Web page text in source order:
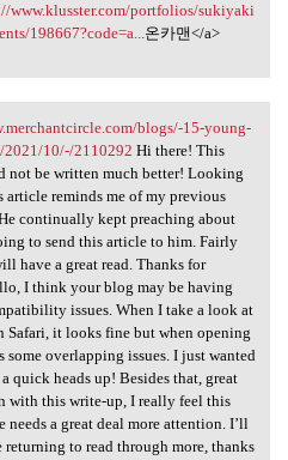
www.klusster.com/portfolios/sukiyaki
198667?code=a...온카맨</a>
blogs/-15-young-
2021/10/-/2110292 Hi there! This
not be written much better! Looking
article reminds me of my previous
continually kept preaching about
to send this article to him. Fairly
have a great read. Thanks for
I think your blog may be having
issues. When I take a look at
Safari, it looks fine but when opening
some overlapping issues. I just wanted
quick heads up! Besides that, great
with this write-up, I really feel this
needs a great deal more attention. I’ll
returning to read through more, thanks